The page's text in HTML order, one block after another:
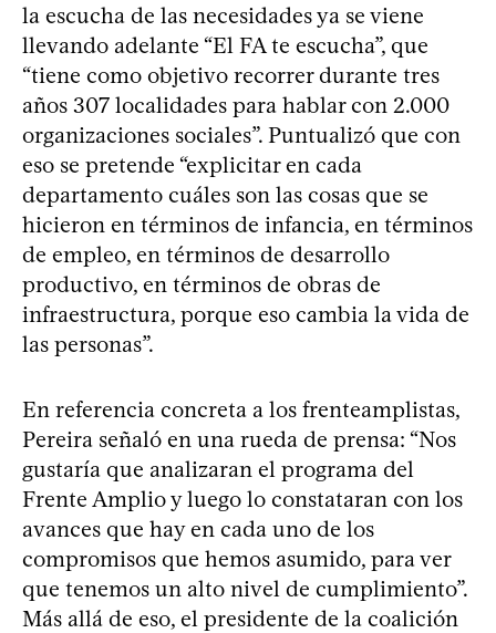
la escucha de las necesidades ya se viene
llevando adelante “El FA te escucha”, que
“tiene como objetivo recorrer durante tres
años 307 localidades para hablar con 2.000
organizaciones sociales”. Puntualizó que con
eso se pretende “explicitar en cada
departamento cuáles son las cosas que se
hicieron en términos de infancia, en términos
de empleo, en términos de desarrollo
productivo, en términos de obras de
infraestructura, porque eso cambia la vida de
las personas”.
En referencia concreta a los frenteamplistas,
Pereira señaló en una rueda de prensa: “Nos
gustaría que analizaran el programa del
Frente Amplio y luego lo constataran con los
avances que hay en cada uno de los
compromisos que hemos asumido, para ver
que tenemos un alto nivel de cumplimiento”.
Más allá de eso, el presidente de la coalición